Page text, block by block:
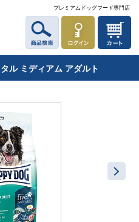
プレミアムドッグフード専門店
ル ミディアム アダルト